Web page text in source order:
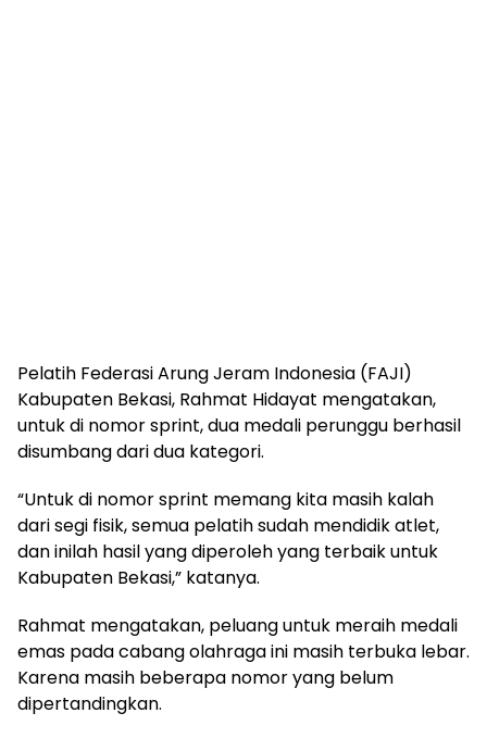
Pelatih Federasi Arung Jeram Indonesia (FAJI)
Kabupaten Bekasi, Rahmat Hidayat mengatakan,
untuk di nomor sprint, dua medali perunggu berhasil
disumbang dari dua kategori.
“Untuk di nomor sprint memang kita masih kalah
dari segi fisik, semua pelatih sudah mendidik atlet,
dan inilah hasil yang diperoleh yang terbaik untuk
Kabupaten Bekasi,” katanya.
Rahmat mengatakan, peluang untuk meraih medali
emas pada cabang olahraga ini masih terbuka lebar.
Karena masih beberapa nomor yang belum
dipertandingkan.